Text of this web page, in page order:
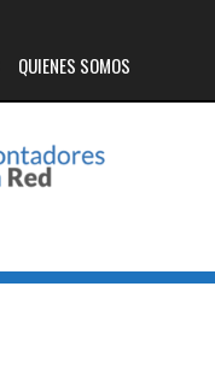
QUIENES SOMOS